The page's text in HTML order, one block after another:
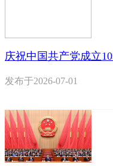
庆祝中国共产党成立
发布于2026-07-01